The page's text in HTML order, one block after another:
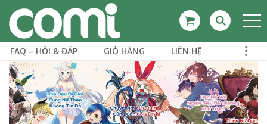
FAQ – HỎI & ĐÁP GIỎ HÀNG LIÊN HỆ